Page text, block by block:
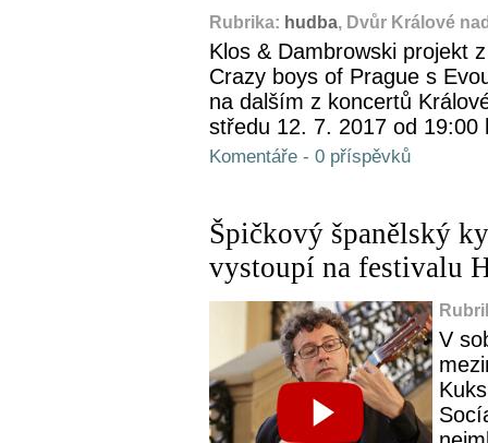
Rubrika: hudba, Dvůr Králové
Klos & Dambrowski projekt
Crazy boys of Prague s
na dalším z koncertů
středu 12. 7. 2017 od 19:00
Komentáře - 0 příspěvků
Špičkový španělský
vystoupí na festivalu
V